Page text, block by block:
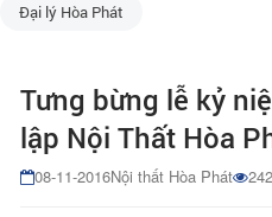
Đại lý Hòa Phát
Tưng bừng lễ kỷ
lập Nội Thất Hòa
08-11-2016Nội thất Hòa Phát